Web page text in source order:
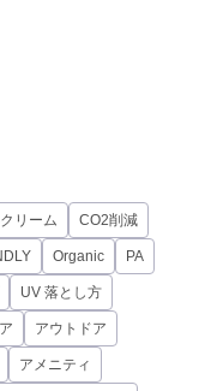
リーム CO2削減
Organic PA
UV 落とし方
アウトドア
アメニティ